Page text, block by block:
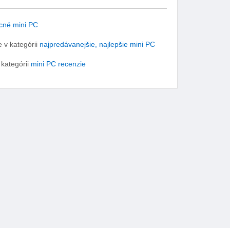
mini PC
v kategórii najpredávanejšie, najlepšie mini PC
mini PC recenzie